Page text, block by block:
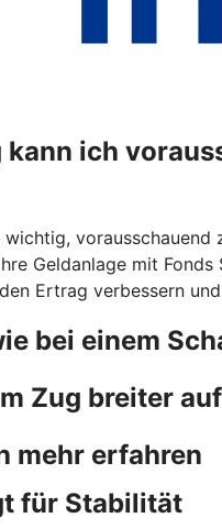
ich
Geldanlage mit
Ertrag verbessern
bei einem
Zug breiter auf
mehr erfahren
für Stabilität